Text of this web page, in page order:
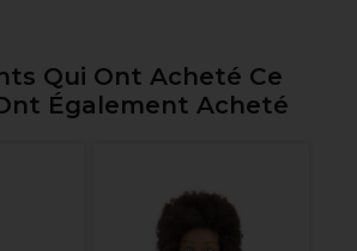
Qui Ont Acheté Ce
Également Acheté